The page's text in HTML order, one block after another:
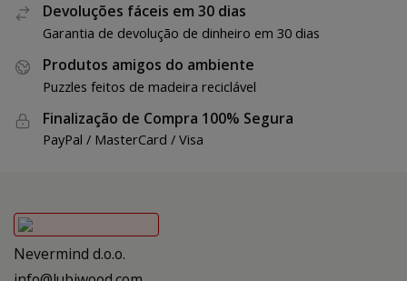
Devoluções fáceis em 30 dias
Garantia de devolução de dinheiro em 30 dias
Produtos amigos do ambiente
Puzzles feitos de madeira reciclável
Finalização de Compra 100% Segura
PayPal / MasterCard / Visa
Nevermind d.o.o.